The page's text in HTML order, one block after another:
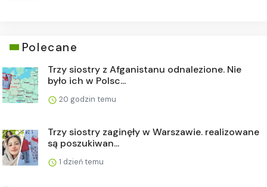
Polecane
Trzy siostry z Afganistanu odnalezione. Nie
było ich w Polsc...
20 godzin temu
Trzy siostry zaginęły w Warszawie. realizowane
są poszukiwan...
1 dzień temu